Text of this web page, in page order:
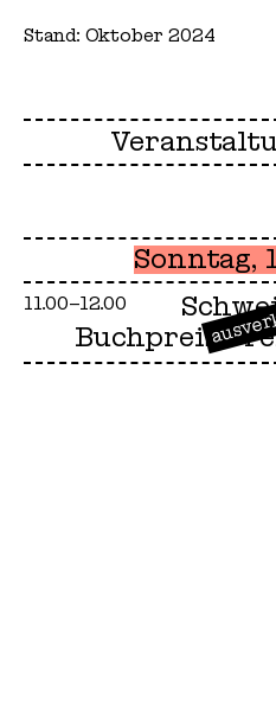
Stand: Oktober 2024
Sonntag,
11.00–12.00
Buchpreis